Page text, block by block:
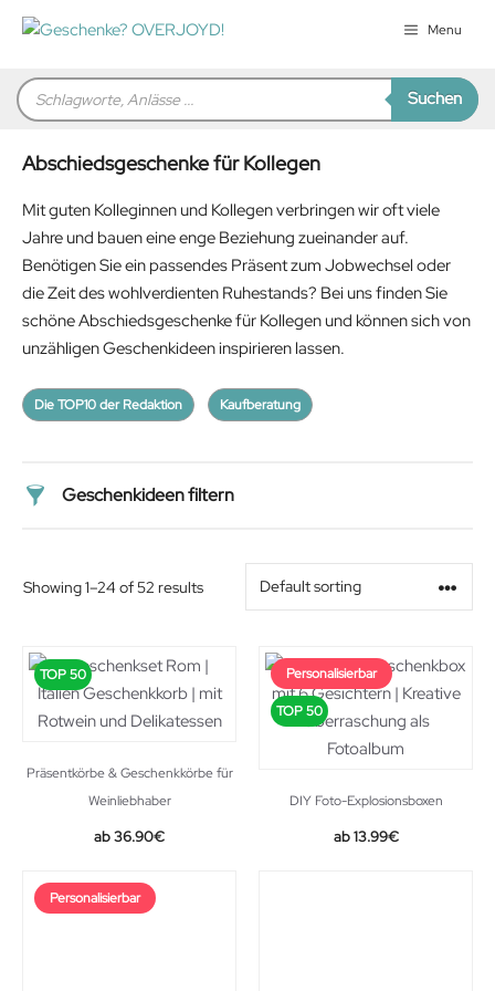
Zum
Inhalt
Menu
Products
search Suchen
Abschiedsgeschenke für Kollegen
Mit guten Kolleginnen und Kollegen verbringen wir oft viele
Jahre und bauen eine enge Beziehung zueinander auf.
Benötigen Sie ein passendes Präsent zum Jobwechsel oder
die Zeit des wohlverdienten Ruhestands? Bei uns finden Sie
schöne Abschiedsgeschenke für Kollegen und können sich von
unzähligen Geschenkideen inspirieren lassen.
Die TOP10 der Redaktion Kaufberatung
Geschenkideen filtern
Geschlecht
Showing 1–24 of 52 results
TOP 50
Präsentkörbe & Geschenkkörbe für
Weinliebhaber
36.90€
Personalisierbar
TOP 50
DIY Foto-Explosionsboxen
13.99€
Personalisierbar